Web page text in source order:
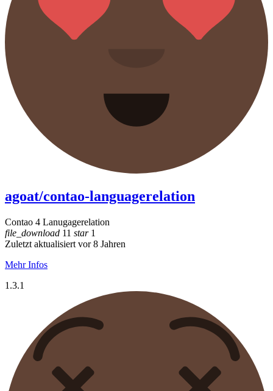
agoat/contao-languagerelation
Contao 4 Lanugagerelation
file_download 11 star1
Zuletzt aktualisiert vor 8 Jahren
Mehr Infos
1.3.1